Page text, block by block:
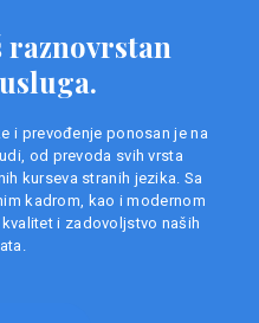
raznovrstan
i prevođenje ponosan je na
od prevoda svih vrsta
kurseva stranih jezika. Sa
kadrom, kao i modernom
i zadovoljstvo naših